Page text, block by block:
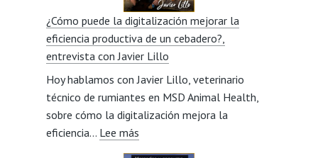
y
la
visión
social
del
sector,
entrevista
con
Miriam
¿Cómo puede la digitalización mejorar la
eficiencia productiva de un cebadero?,
entrevista con Javier Lillo
Hoy hablamos con Javier Lillo, veterinario
técnico de rumiantes en MSD Animal Health,
sobre cómo la digitalización mejora la
eficiencia… Lee más: